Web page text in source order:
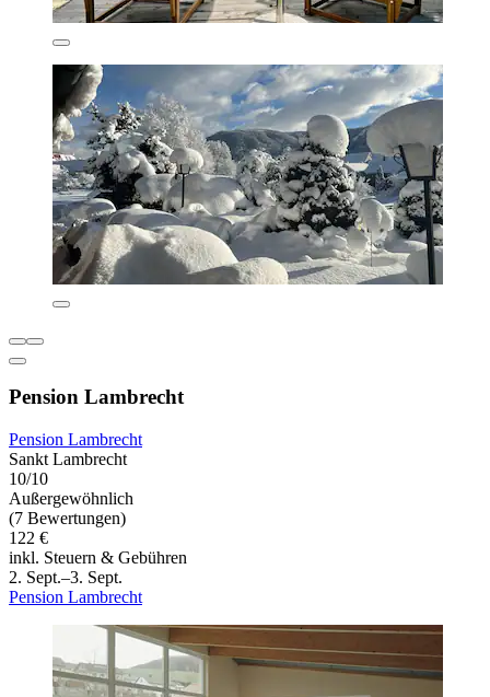
Pension Lambrecht
Pension Lambrecht
Sankt Lambrecht
10/10
Außergewöhnlich
(7 Bewertungen)
122 €
inkl. Steuern & Gebühren
2. Sept.–3. Sept.
Pension Lambrecht